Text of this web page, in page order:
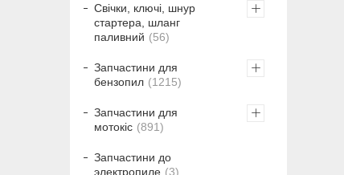
Свічки, ключі, шнур
стартера, шланг
паливний
56
Запчастини для
бензопил
1215
Запчастини для
мотокіс
891
Запчастини до
электропиле
3